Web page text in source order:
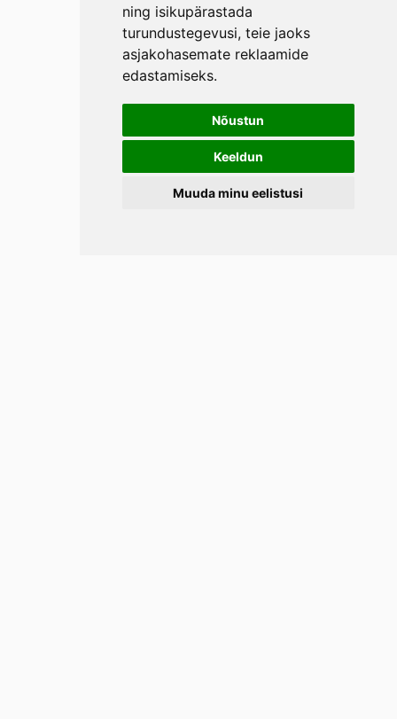
ning isikupärastada
turundustegevusi, teie jaoks
asjakohasemate reklaamide
edastamiseks.
Nõustun
Keeldun
Muuda minu eelistusi